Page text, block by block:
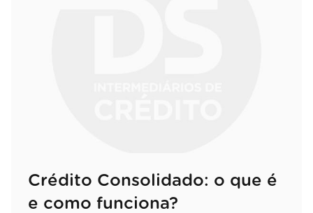
Crédito Consolidado: o que é
e como funciona?